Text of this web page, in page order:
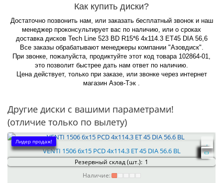
Как купить диски?
Достаточно позвонить нам, или заказать бесплатный звонок и наш
менеджер проконсультирует вас по наличию, или о сроках
доставка дисков Tech Line 523 BD R15*6 4x114.3 ET45 DIA 56,6
Все заказы обрабатывают менеджеры компании "Азовдиск".
При звонке, пожалуйста, продиктуйте этот код товара 102864-01,
это позволит быстрее дать нам ответ по наличию.
Цена действует, только при заказе, или звонке через интернет
магазин Азов-Тэк .
Другие диски с вашими параметрами!
(отличие только по вылету)
Лидер продаж!
VENTI 1506 6x15 PCD 4x114.3 ET 45 DIA 56.6 BL
Резервный склад (шт.): 1
Наличие: